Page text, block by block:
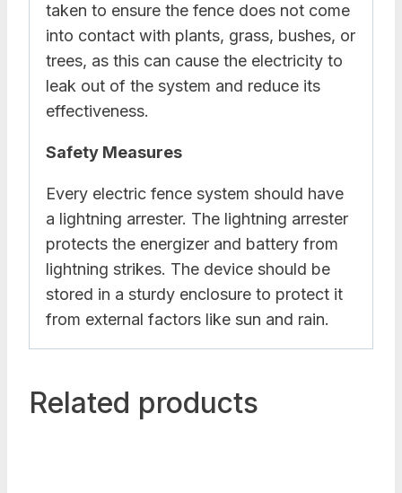
taken to ensure the fence does not come
into contact with plants, grass, bushes, or
trees, as this can cause the electricity to
leak out of the system and reduce its
effectiveness.
Safety Measures
Every electric fence system should have
a lightning arrester. The lightning arrester
protects the energizer and battery from
lightning strikes. The device should be
stored in a sturdy enclosure to protect it
from external factors like sun and rain.
Related products